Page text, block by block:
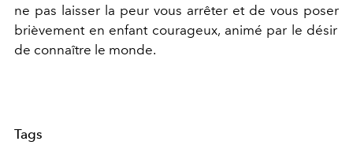
ne pas laisser la peur vous arrêter et de vous poser
brièvement en enfant courageux, animé par le désir
de connaître le monde.
Tags